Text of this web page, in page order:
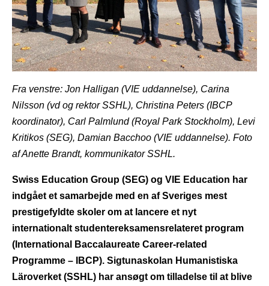
Fra venstre: Jon Halligan (VIE uddannelse), Carina
Nilsson (vd og rektor SSHL), Christina Peters (IBCP
koordinator), Carl Palmlund (Royal Park Stockholm), Levi
Kritikos (SEG), Damian Bacchoo (VIE uddannelse). Foto
af Anette Brandt, kommunikator SSHL.
Swiss Education Group (SEG) og VIE Education har
indgået et samarbejde med en af Sveriges mest
prestigefyldte skoler om at lancere et nyt
internationalt studentereksamensrelateret program
(International Baccalaureate Career-related
Programme – IBCP). Sigtunaskolan Humanistiska
Läroverket (SSHL) har ansøgt om tilladelse til at blive